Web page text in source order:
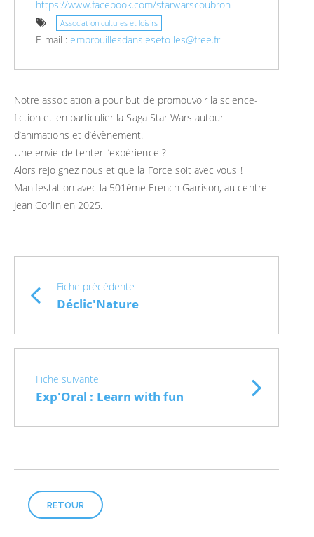
https://www.facebook.com/starwarscoubron
Association cultures et loisirs
E-mail :embrouillesdanslesetoiles@free.fr
Notre association a pour but de promouvoir la science-
fiction et en particulier la Saga Star Wars autour
d’animations et d’évènement.
Une envie de tenter l’expérience ?
Alors rejoignez nous et que la Force soit avec vous !
Manifestation avec la 501ème French Garrison, au centre
Jean Corlin en 2025.
Fiche précédente
Déclic'Nature
Fiche suivante
Exp'Oral : Learn with fun
RETOUR